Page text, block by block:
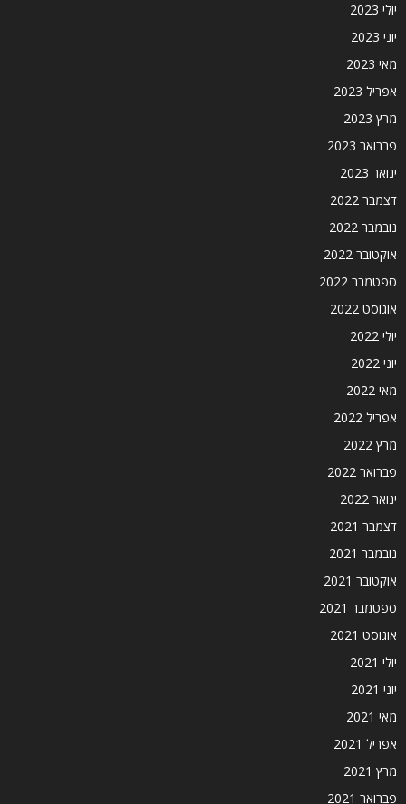
יולי 2023
יוני 2023
מאי 2023
אפריל 2023
מרץ 2023
פברואר 2023
ינואר 2023
דצמבר 2022
נובמבר 2022
אוקטובר 2022
ספטמבר 2022
אוגוסט 2022
יולי 2022
יוני 2022
מאי 2022
אפריל 2022
מרץ 2022
פברואר 2022
ינואר 2022
דצמבר 2021
נובמבר 2021
אוקטובר 2021
ספטמבר 2021
אוגוסט 2021
יולי 2021
יוני 2021
מאי 2021
אפריל 2021
מרץ 2021
פברואר 2021